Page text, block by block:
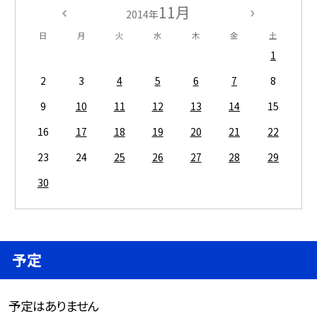
2014年11月
日 月 火 水 木 金 土
1
2
3 4 5 6 7
8
9
10 11 12 13 14
15
16
17 18 19 20 21
22
23
24 25 26 27 28
29
30
予定
予定はありません